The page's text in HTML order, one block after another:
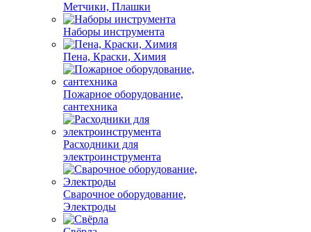
Метчики, Плашки
Наборы инструмента
Пена, Краски, Химия
Пожарное оборудование,
сантехника
Расходники для
электроинструмента
Сварочное оборудование,
Электроды